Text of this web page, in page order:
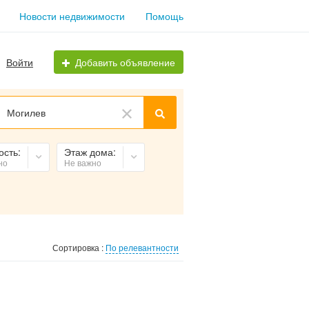
Новости недвижимости Помощь
Войти Добавить объявление
Могилев
Этаж дома:
Не важно
Сортировка : По релевантности